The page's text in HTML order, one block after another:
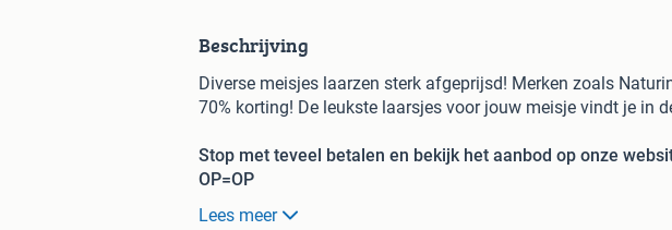
Beschrijving
Diverse meisjes laarzen sterk afgeprijsd! Merken zoals
70% korting! De leukste laarsjes voor jouw meisje vindt je in
Stop met teveel betalen en bekijk het aanbod op onze
OP=OP
Lees meer